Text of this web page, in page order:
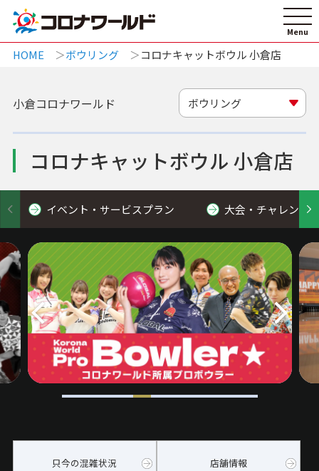
HOME ボウリング コロナキャットボウル 小倉店
コロナキャットボウル 小倉店
小倉コロナワールド ボウリング
イベント・サービスプラン 大会・チャレンジ
只今の混雑状況 店舗情報